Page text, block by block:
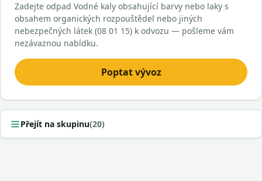
Zadejte odpad Vodné kaly obsahující barvy nebo laky s
obsahem organických rozpouštědel nebo jiných
nebezpečných látek (08 01 15) k odvozu — pošleme vám
nezávaznou nabídku.
Poptat vývoz
Přejít na skupinu(20)